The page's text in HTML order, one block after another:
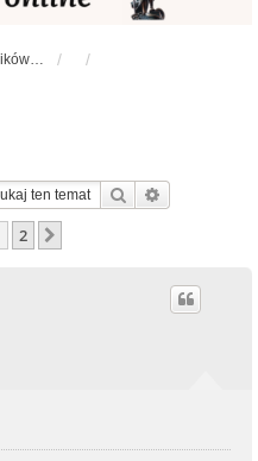
Forum mechaników samochodowych
Szukaj
2